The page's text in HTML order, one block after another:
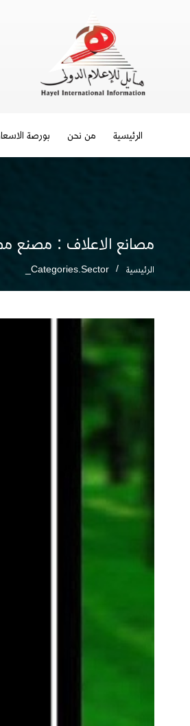
الرئيسية من نحن بورصة
مصانع الاعلاف : مصنع
الرئيسية Categories.sector_